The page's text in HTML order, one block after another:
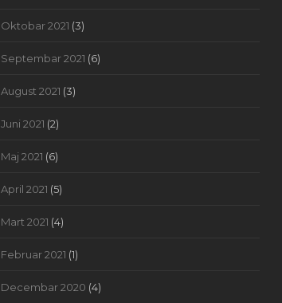
Oktobar 2021 (3)
Septembar 2021 (6)
August 2021 (3)
Juni 2021 (2)
Maj 2021 (6)
April 2021 (5)
Mart 2021 (4)
Februar 2021 (1)
Decembar 2020 (4)